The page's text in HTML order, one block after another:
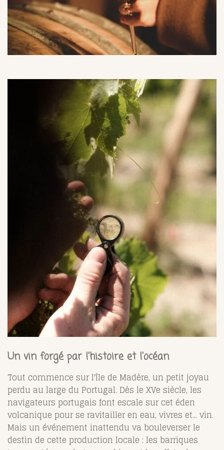
Un vin forgé par l'histoire et l'océan
Tout commence sur l'île de Madère, un petit joyau
perdu au large du Portugal. Dès le XVe siècle, les
navigateurs portugais font escale sur cet éden
volcanique pour se ravitailler en eau, vivres et... vin.
Mais un événement inattendu va bouleverser le
destin de cette production locale : les barriques